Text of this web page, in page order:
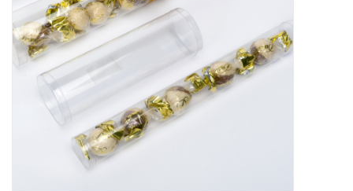
Bloemen & deco
Draagtassen
Nieuw 2026
Showroomdagen